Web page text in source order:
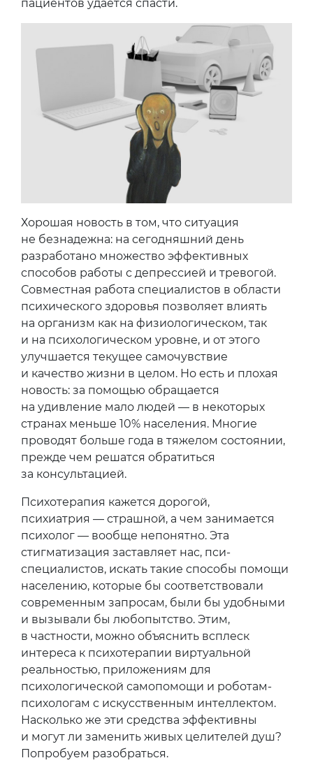
пациентов удается спасти.
Хорошая новость в том, что ситуация
не безнадежна: на сегодняшний день
разработано множество эффективных
способов работы с депрессией и тревогой.
Совместная работа специалистов в области
психического здоровья позволяет влиять
на организм как на физиологическом, так
и на психологическом уровне, и от этого
улучшается текущее самочувствие
и качество жизни в целом. Но есть и плохая
новость: за помощью обращается
на удивление мало людей — в некоторых
странах меньше 10% населения. Многие
проводят больше года в тяжелом состоянии,
прежде чем решатся обратиться
за консультацией.
Психотерапия кажется дорогой,
психиатрия — страшной, а чем занимается
психолог — вообще непонятно. Эта
стигматизация заставляет нас, пси-
специалистов, искать такие способы помощи
населению, которые бы соответствовали
современным запросам, были бы удобными
и вызывали бы любопытство. Этим,
в частности, можно объяснить всплеск
интереса к психотерапии виртуальной
реальностью, приложениям для
психологической самопомощи и роботам-
психологам с искусственным интеллектом.
Насколько же эти средства эффективны
и могут ли заменить живых целителей душ?
Попробуем разобраться.